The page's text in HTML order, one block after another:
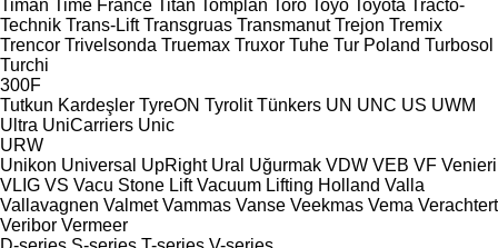
Timan Time France Titan Tomplan Toro Toyo Toyota Tracto-
Technik Trans-Lift Transgruas Transmanut Trejon Tremix
Trencor Trivelsonda Truemax Truxor Tuhe Tur Poland Turbosol
Turchi
300F
Tutkun Kardeşler TyreON Tyrolit Tünkers UN UNC US UWM
Ultra UniCarriers Unic
URW
Unikon Universal UpRight Ural Uğurmak VDW VEB VF Venieri
VLIG VS Vacu Stone Lift Vacuum Lifting Holland Valla
Vallavagnen Valmet Vammas Vanse Veekmas Vema Verachtert
Veribor Vermeer